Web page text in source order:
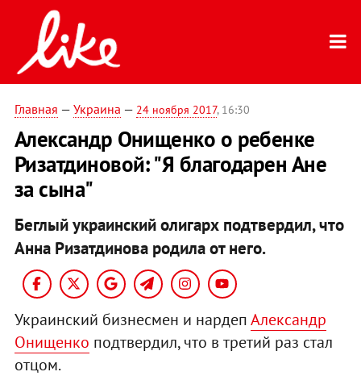
Главная — Украина — 24 ноября 2017, 16:30
Александр Онищенко о ребенке
Ризатдиновой: "Я благодарен Ане
за сына"
Беглый украинский олигарх подтвердил, что
Анна Ризатдинова родила от него.
Украинский бизнесмен и нардепАлександр
Онищенко подтвердил, что в третий раз стал
отцом.